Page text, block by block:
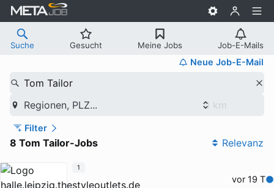
Suche Gesucht Meine Jobs Job-E-Mails
Neue Job-E-Mail
Tom Tailor
Regionen, PLZ...
Filter
8 Tom Tailor-Jobs Relevanz
vor 19 T
1